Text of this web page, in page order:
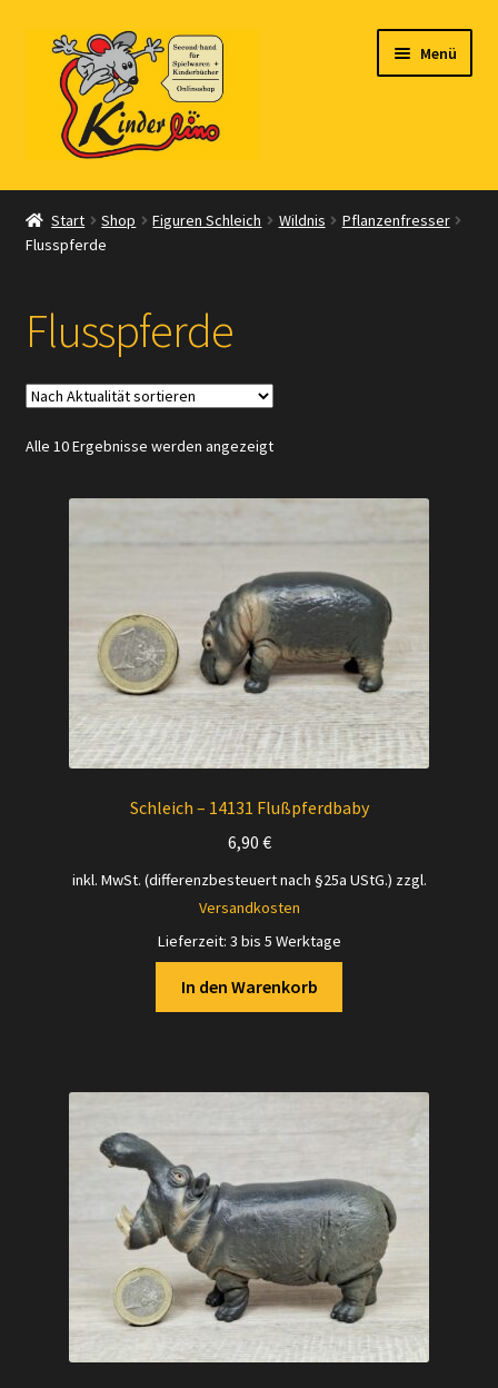
Navigation
springen
Zum
Inhalt
springen
Menü
Start
Vertrag widerrufen
Versandarten
Widerrufsbelehrung
Versand + Wichtige Infos
Start Shop Figuren Schleich Wildnis
Pflanzenfresser
Flusspferde
Flusspferde
Alle 10 Ergebnisse werden angezeigtNach
sortiert
Schleich – 14131 Flußpferdbaby
6,90 €
inkl. MwSt. (differenzbesteuert nach §25a UStG.) zzgl.
Versandkosten
Lieferzeit: 3 bis 5 Werktage
In den Warenkorb